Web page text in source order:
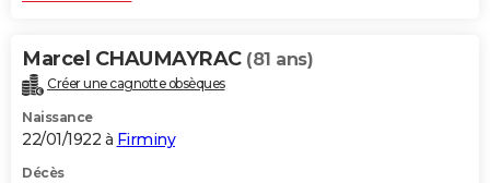
Marcel CHAUMAYRAC (81 ans)
Créer une cagnotte obsèques
Naissance
22/01/1922 à Firminy
Décès